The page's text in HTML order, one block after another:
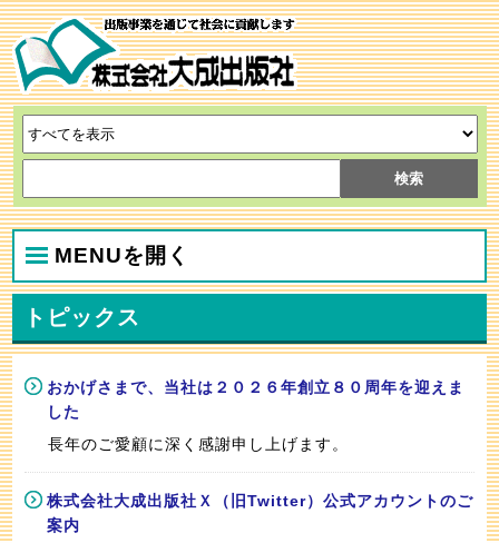
MENUを開く
トピックス
おかげさまで、当社は２０２６年創立８０周年を迎えま
した
長年のご愛顧に深く感謝申し上げます。
株式会社大成出版社Ｘ（旧Twitter）公式アカウントのご
案内